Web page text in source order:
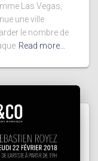
Las Vegas,
une ville
le nombre de
Read more…